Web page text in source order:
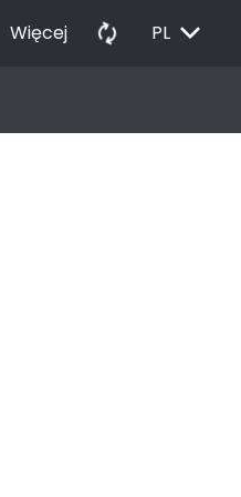
Więcej autorenew PL EXPAND_MORE